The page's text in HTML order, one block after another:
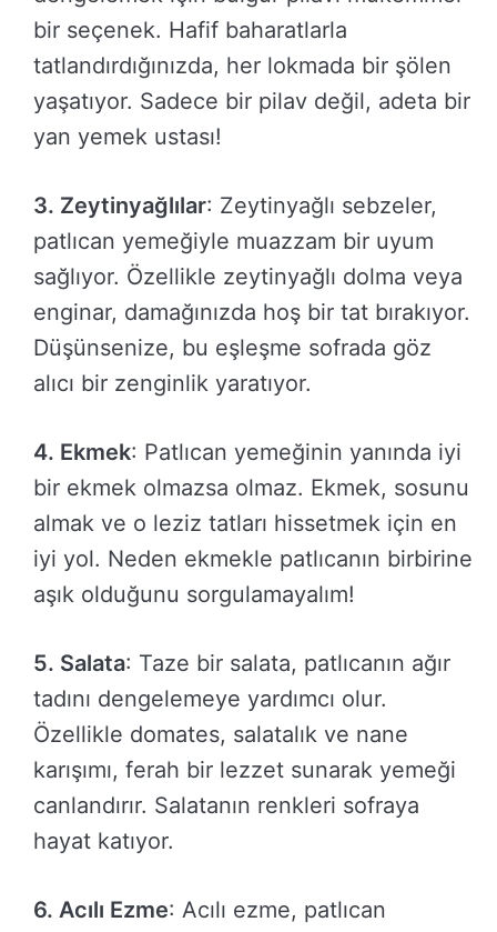
bir seçenek. Hafif baharatlarla
tatlandırdığınızda, her lokmada bir şölen
yaşatıyor. Sadece bir pilav değil, adeta bir
yan yemek ustası!
3. Zeytinyağlılar: Zeytinyağlı sebzeler,
patlıcan yemeğiyle muazzam bir uyum
sağlıyor. Özellikle zeytinyağlı dolma veya
enginar, damağınızda hoş bir tat bırakıyor.
Düşünsenize, bu eşleşme sofrada göz
alıcı bir zenginlik yaratıyor.
4. Ekmek: Patlıcan yemeğinin yanında iyi
bir ekmek olmazsa olmaz. Ekmek, sosunu
almak ve o leziz tatları hissetmek için en
iyi yol. Neden ekmekle patlıcanın birbirine
aşık olduğunu sorgulamayalım!
5. Salata: Taze bir salata, patlıcanın ağır
tadını dengelemeye yardımcı olur.
Özellikle domates, salatalık ve nane
karışımı, ferah bir lezzet sunarak yemeği
canlandırır. Salatanın renkleri sofraya
hayat katıyor.
6. Acılı Ezme: Acılı ezme, patlıcan